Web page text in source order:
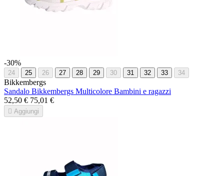
-30%
24 25 26 27 28 29 30 31 32 33 34
Bikkembergs
Sandalo Bikkembergs Multicolore Bambini e ragazzi
52,50 € 75,01 €
 Aggiungi